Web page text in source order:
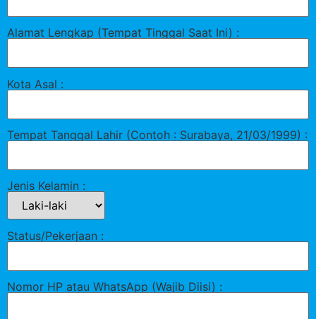
Alamat Lengkap (Tempat Tinggal Saat Ini) :
Kota Asal :
Tempat Tanggal Lahir (Contoh : Surabaya, 21/03/1999) :
Jenis Kelamin :
Status/Pekerjaan :
Nomor HP atau WhatsApp (Wajib Diisi) :